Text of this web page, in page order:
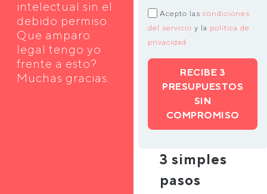
intelectual sin el
debido permiso.
Que amparo
legal tengo yo
frente a esto?
Muchas gracias.
Acepto las condiciones
del servicio y la política de
privacidad
RECIBE 3
PRESUPUESTOS
SIN
COMPROMISO
3 simples
pasos